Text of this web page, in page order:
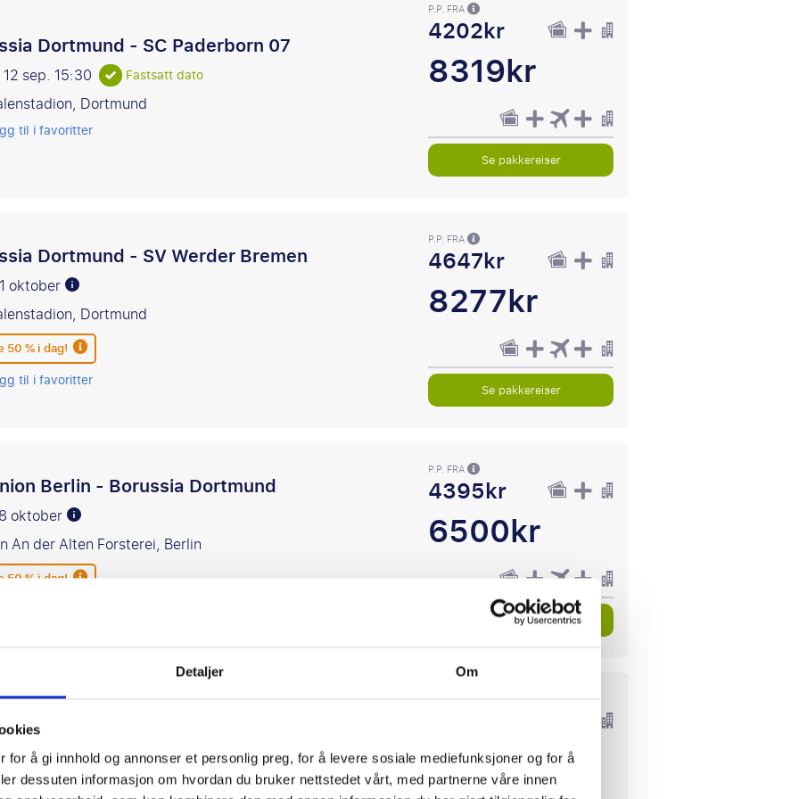
Detaljer Om
for å gi innhold og annonser et personlig preg, for å levere sosiale mediefunksjoner og for å
dessuten informasjon om hvordan du bruker nettstedet vårt, med partnerne våre innen
Dortmund - SC Paderborn 07
sep. 15:30 Fastsatt dato
Dortmund
til i favoritter
P.P. FRA
4202kr
8319kr
Se pakkereiser
Dortmund - SV Werder Bremen
oktober
Dortmund
50 % i dag!
til i favoritter
P.P. FRA
4647kr
8277kr
Se pakkereiser
Berlin - Borussia Dortmund
oktober
An der Alten Forsterei, Berlin
50 % i dag!
P.P. FRA
4395kr
6500kr
Se pakkereiser
Dortmund - Eintracht Frankfurt
oktober
Dortmund
P.P. FRA
9162kr